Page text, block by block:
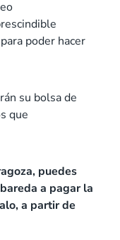
poder hacer
su bolsa de
que
puedes
a pagar la
a partir de